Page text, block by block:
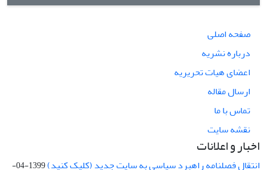
صفحه اصلی
درباره نشریه
اعضای هیات تحریریه
ارسال مقاله
تماس با ما
نقشه سایت
اخبار و اعلانات
انتقال فصلنامه راهبرد سیاسی به سایت جدید (کلیک کنید) 1399-04-